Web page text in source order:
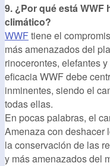
9. ¿Por qué está
climático?
WWFtiene el
más amenazados del
rinocerontes, elefantes
eficacia WWF debe
inminentes, siendo el
todas ellas.
En pocas palabras, el
Amenaza con deshacer
la conservación de las
y más amenazados del